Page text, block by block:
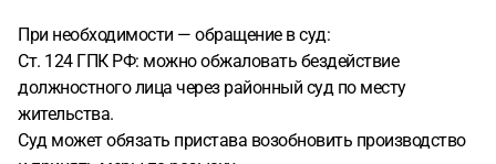
При необходимости — обращение в суд:
Ст. 124 ГПК РФ: можно обжаловать бездействие
должностного лица через районный суд по месту
жительства.
Суд может обязать пристава возобновить производство